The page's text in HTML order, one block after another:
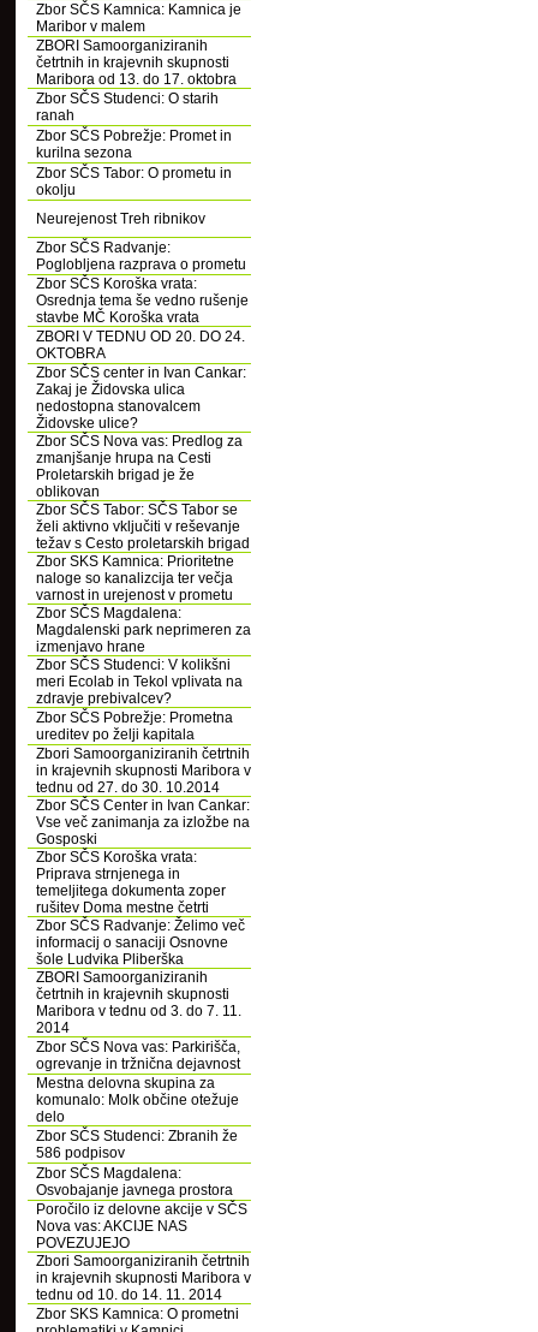
Zbor SČS Kamnica: Kamnica je
Maribor v malem
ZBORI Samoorganiziranih
četrtnih in krajevnih skupnosti
Maribora od 13. do 17. oktobra
Zbor SČS Studenci: O starih
ranah
Zbor SČS Pobrežje: Promet in
kurilna sezona
Zbor SČS Tabor: O prometu in
okolju
Neurejenost Treh ribnikov
Zbor SČS Radvanje:
Poglobljena razprava o prometu
Zbor SČS Koroška vrata:
Osrednja tema še vedno rušenje
stavbe MČ Koroška vrata
ZBORI V TEDNU OD 20. DO 24.
OKTOBRA
Zbor SČS center in Ivan Cankar:
Zakaj je Židovska ulica
nedostopna stanovalcem
Židovske ulice?
Zbor SČS Nova vas: Predlog za
zmanjšanje hrupa na Cesti
Proletarskih brigad je že
oblikovan
Zbor SČS Tabor: SČS Tabor se
želi aktivno vključiti v reševanje
težav s Cesto proletarskih brigad
Zbor SKS Kamnica: Prioritetne
naloge so kanalizcija ter večja
varnost in urejenost v prometu
Zbor SČS Magdalena:
Magdalenski park neprimeren za
izmenjavo hrane
Zbor SČS Studenci: V kolikšni
meri Ecolab in Tekol vplivata na
zdravje prebivalcev?
Zbor SČS Pobrežje: Prometna
ureditev po želji kapitala
Zbori Samoorganiziranih četrtnih
in krajevnih skupnosti Maribora v
tednu od 27. do 30. 10.2014
Zbor SČS Center in Ivan Cankar:
Vse več zanimanja za izložbe na
Gosposki
Zbor SČS Koroška vrata:
Priprava strnjenega in
temeljitega dokumenta zoper
rušitev Doma mestne četrti
Zbor SČS Radvanje: Želimo več
informacij o sanaciji Osnovne
šole Ludvika Pliberška
ZBORI Samoorganiziranih
četrtnih in krajevnih skupnosti
Maribora v tednu od 3. do 7. 11.
2014
Zbor SČS Nova vas: Parkirišča,
ogrevanje in tržnična dejavnost
Mestna delovna skupina za
komunalo: Molk občine otežuje
delo
Zbor SČS Studenci: Zbranih že
586 podpisov
Zbor SČS Magdalena:
Osvobajanje javnega prostora
Poročilo iz delovne akcije v SČS
Nova vas: AKCIJE NAS
POVEZUJEJO
Zbori Samoorganiziranih četrtnih
in krajevnih skupnosti Maribora v
tednu od 10. do 14. 11. 2014
Zbor SKS Kamnica: O prometni